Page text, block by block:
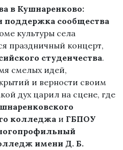
в Кушнаренково:
поддержка сообщества
культуры села
праздничный концерт,
студенчества.
смелых идей,
и верности своим
дух царил на сцене, где
колледжа и ГБПОУ
имени Д. Б.